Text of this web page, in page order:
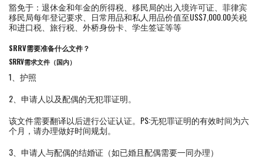
豁免于：退休金和年金的所得税、移民局的出入境许可证、菲律宾
移民局每年登记要求、日常用品和私人用品价值至US$7,000.00关税
和进口税、旅行税、外桥身份卡、学生签证等等
SRRV需要准备什么文件？
SRRV需求文件（国内）
1、护照
2、申请人以及配偶的无犯罪证明。
该文件需要翻译以后进行公证认证。PS:无犯罪证明的有效时间为六
个月，请办理做好时间规划。
3、申请人与配偶的结婚证（如已婚且配偶需要一同办理）